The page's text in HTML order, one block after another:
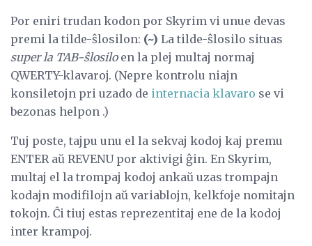
Por eniri trudan kodon por Skyrim vi unue devas
premi la tilde-ŝlosilon: (~) La tilde-ŝlosilo situas
super la TAB-ŝlosiloen la plej multaj normaj
QWERTY-klavaroj. (Nepre kontrolu niajn
konsiletojn pri uzado de internacia klavaro se vi
bezonas helpon .)
Tuj poste, tajpu unu el la sekvaj kodoj kaj premu
ENTER aŭ REVENU por aktivigi ĝin. En Skyrim,
multaj el la trompaj kodoj ankaŭ uzas trompajn
kodajn modifilojn aŭ variablojn, kelkfoje nomitajn
tokojn. Ĉi tiuj estas reprezentitaj ene de la kodoj
inter krampoj.